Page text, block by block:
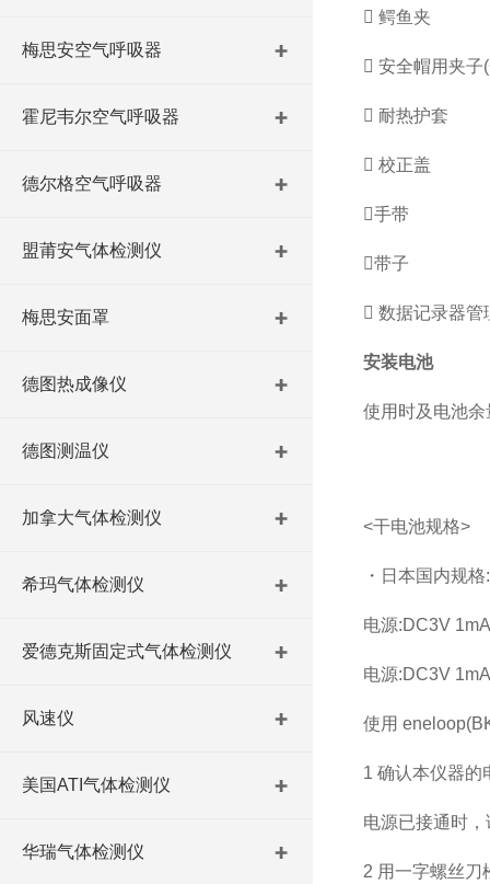
梅思安空气呼吸器
霍尼韦尔空气呼吸器
德尔格空气呼吸器
盟莆安气体检测仪
梅思安面罩
德图热成像仪
德图测温仪
加拿大气体检测仪
希玛气体检测仪
爱德克斯固定式气体检测仪
风速仪
美国ATI气体检测仪
华瑞气体检测仪
 鳄鱼夹
 安全帽用夹子
 耐热护套
 校正盖
手带
带子
 数据记录器管
安装电池
使用时及电池
<干电池规格>
・日本国内规格:
电源:DC3V
电源:DC3V
使用
1 确认本仪器的
电源已接通时
2 用一字螺丝刀